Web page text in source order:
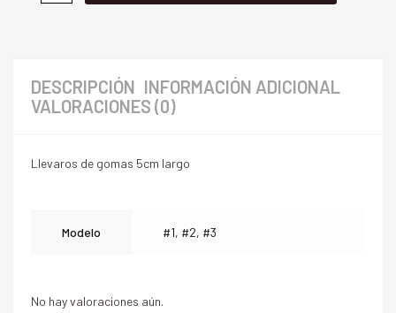
DESCRIPCIÓN INFORMACIÓN ADICIONAL
VALORACIONES (0)
Llevaros de gomas 5cm largo
Modelo #1, #2, #3
No hay valoraciones aún.